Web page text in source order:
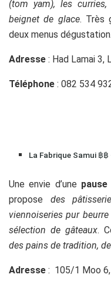
(tom yam), les
beignet de glace. Très
deux menus
Adresse : Had Lamai 3,
Téléphone : 082 534
La Fabrique Samui ฿
Une envie d’une
propose des
viennoiseries pur
sélection de gâteaux.
des pains de tradition,
Adresse : 105/1 Moo 6,